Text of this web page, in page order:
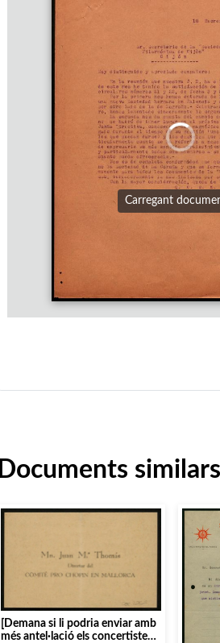
Carregant
Documents
[Demana si li podria enviar amb
més antel·lació els concertistes